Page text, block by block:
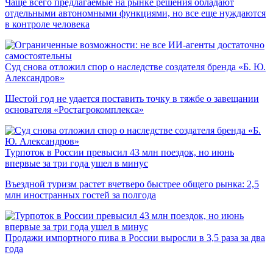
Чаще всего предлагаемые на рынке решения обладают
отдельными автономными функциями, но все еще нуждаются
в контроле человека
Суд снова отложил спор о наследстве создателя бренда «Б. Ю.
Александров»
Шестой год не удается поставить точку в тяжбе о завещании
основателя «Ростагрокомплекса»
Турпоток в России превысил 43 млн поездок, но июнь
впервые за три года ушел в минус
Въездной туризм растет вчетверо быстрее общего рынка: 2,5
млн иностранных гостей за полгода
Продажи импортного пива в России выросли в 3,5 раза за два
года